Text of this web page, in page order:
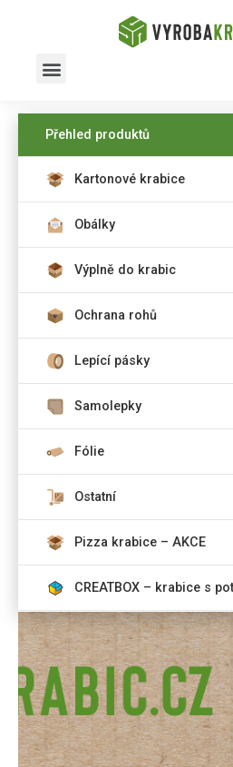
Přehled produktů
Kartonové krabice
Obálky
Výplně do krabic
Ochrana rohů
Lepící pásky
Samolepky
Fólie
Ostatní
Pizza krabice – AKCE
CREATBOX – krabice s